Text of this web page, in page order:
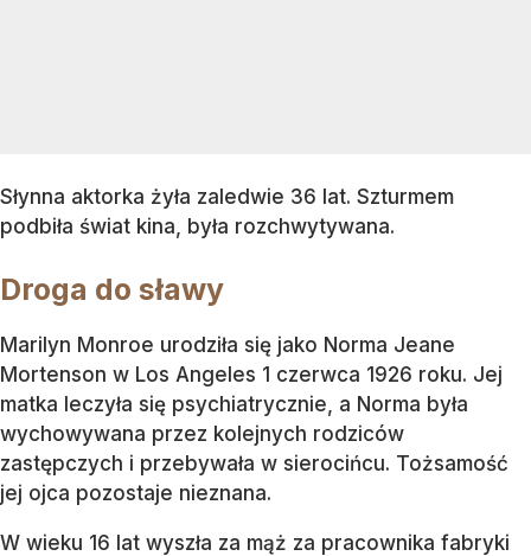
Słynna aktorka żyła zaledwie 36 lat. Szturmem
podbiła świat kina, była rozchwytywana.
Droga do sławy
Marilyn Monroe urodziła się jako Norma Jeane
Mortenson w Los Angeles 1 czerwca 1926 roku. Jej
matka leczyła się psychiatrycznie, a Norma była
wychowywana przez kolejnych rodziców
zastępczych i przebywała w sierocińcu. Tożsamość
jej ojca pozostaje nieznana.
W wieku 16 lat wyszła za mąż za pracownika fabryki